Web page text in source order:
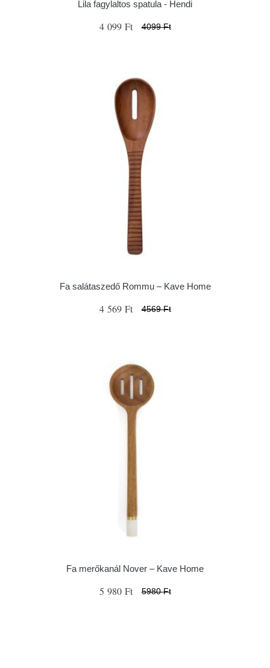
Lila fagylaltos spatula - Hendi
4 099 Ft 4099 Ft
Fa salátaszedő Rommu – Kave Home
4 569 Ft 4569 Ft
Fa merőkanál Nover – Kave Home
5 980 Ft 5980 Ft